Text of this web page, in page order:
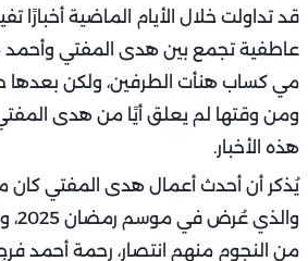
قد تداولت خلال الأيام الماضية أخبارًا
عاطفية تجمع بين هدى المفتي وأحمد
مي كساب هنأت الطرفين، ولكن بعدها
ومن وقتها لم يعلق أيًا من هدى
هذه الأخبار.
من النجوم منهم انتصار، رحمة أحمد